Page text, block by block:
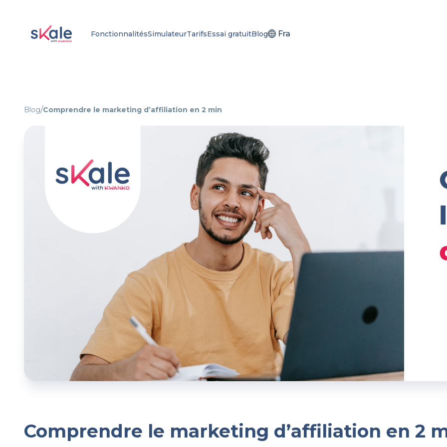
FonctionnalitésSimulateurTarifsEssai gratuitBlog Fra
Blog/Comprendre le marketing d’affiliation en 2 min
Comprendre le marketing d’affiliation en 2